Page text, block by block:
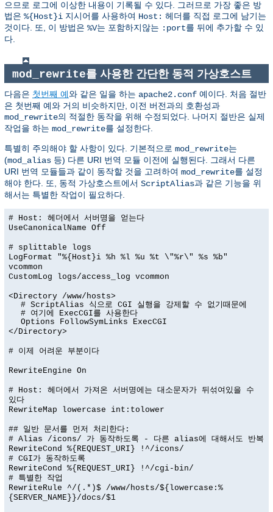
으므로 로그에 이상한 내용이 기록될 수 있다. 그러므로 가장 좋은 방
법은 %{Host}i 지시어를 사용하여 Host: 헤더를 직접 로그에 남기는
것이다. 또, 이 방법은 %V는 포함하지않는 :port를 뒤에 추가할 수 있
다.
mod_rewrite를 사용한 간단한 동적 가상호스트
다음은 첫번째 예와 같은 일을 하는 apache2.conf 예이다. 처음 절반
은 첫번째 예와 거의 비슷하지만, 이전 버전과의 호환성과
mod_rewrite의 적절한 동작을 위해 수정되었다. 나머지 절반은 실제
작업을 하는 mod_rewrite를 설정한다.
특별히 주의해야 할 사항이 있다. 기본적으로 mod_rewrite는
(mod_alias 등) 다른 URI 번역 모듈 이전에 실행된다. 그래서 다른
URI 번역 모듈들과 같이 동작할 것을 고려하여 mod_rewrite를 설정
해야 한다. 또, 동적 가상호스트에서 ScriptAlias과 같은 기능을 위
해서는 특별한 작업이 필요하다.
# Host: 헤더에서 서버명을 얻는다
UseCanonicalName Off
# splittable logs
LogFormat "%{Host}i %h %l %u %t \"%r\" %s %b"
vcommon
CustomLog logs/access_log vcommon
<Directory /www/hosts>
# ScriptAlias 식으로 CGI 실행을 강제할 수 없기때문에
# 여기에 ExecCGI를 사용한다
Options FollowSymLinks ExecCGI
</Directory>
# 이제 어려운 부분이다
RewriteEngine On
# Host: 헤더에서 가져온 서버명에는 대소문자가 뒤섞여있을 수
있다
RewriteMap lowercase int:tolower
## 일반 문서를 먼저 처리한다:
# Alias /icons/ 가 동작하도록 - 다른 alias에 대해서도 반복
RewriteCond %{REQUEST_URI} !^/icons/
# CGI가 동작하도록
RewriteCond %{REQUEST_URI} !^/cgi-bin/
# 특별한 작업
RewriteRule ^/(.*)$ /www/hosts/${lowercase:%
{SERVER_NAME}}/docs/$1